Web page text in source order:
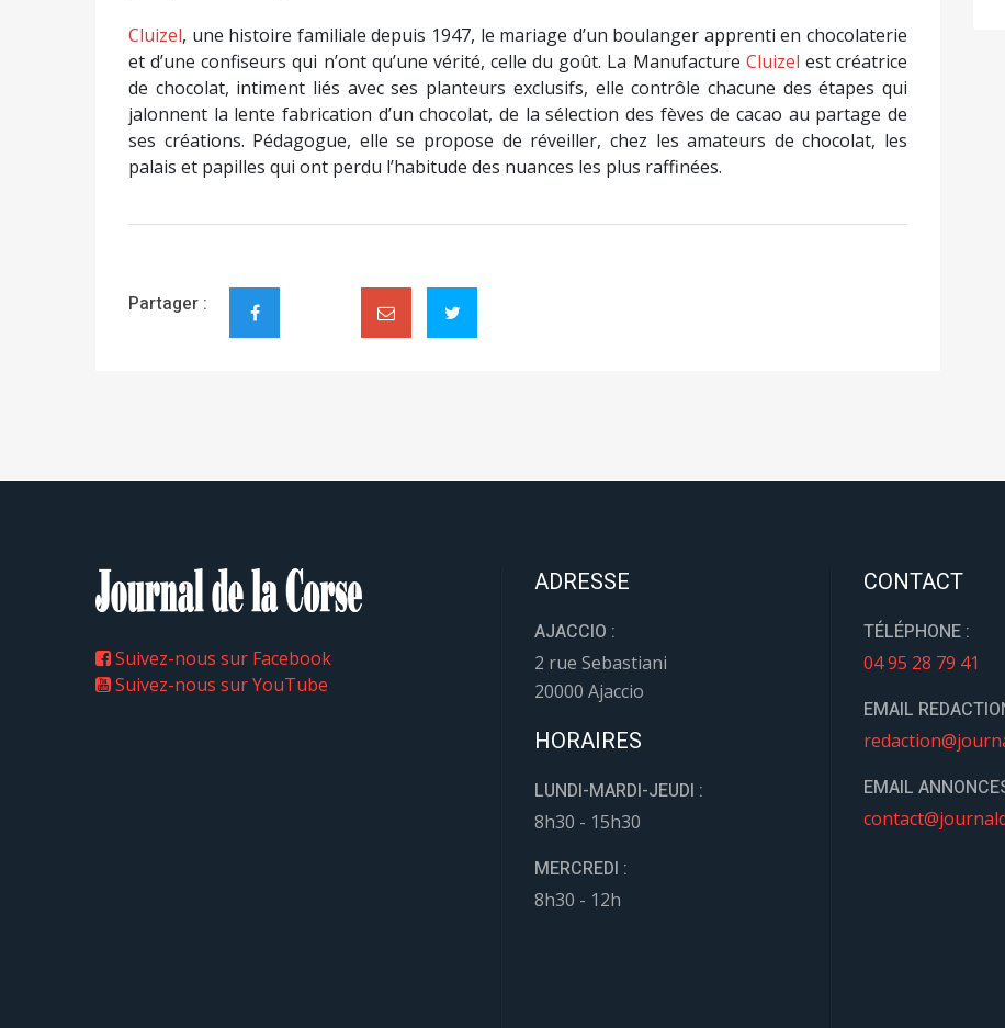
Cluizel, une histoire familiale depuis 1947, le mariage d’un boulanger apprenti en chocolaterie
et d’une confiseurs qui n’ont qu’une vérité, celle du goût. La Manufacture Cluizel est créatrice
de chocolat, intiment liés avec ses planteurs exclusifs, elle contrôle chacune des étapes qui
jalonnent la lente fabrication d’un chocolat, de la sélection des fèves de cacao au partage de
ses créations. Pédagogue, elle se propose de réveiller, chez les amateurs de chocolat, les
palais et papilles qui ont perdu l’habitude des nuances les plus raffinées.
Partager :
Suivez-nous sur Facebook
Suivez-nous sur YouTube
ADRESSE
AJACCIO :
2 rue Sebastiani
20000 Ajaccio
HORAIRES
LUNDI-MARDI-JEUDI :
8h30 - 15h30
MERCREDI :
8h30 - 12h
CONTACT
TÉLÉPHONE :
04 95 28 79 41
EMAIL
EMAIL